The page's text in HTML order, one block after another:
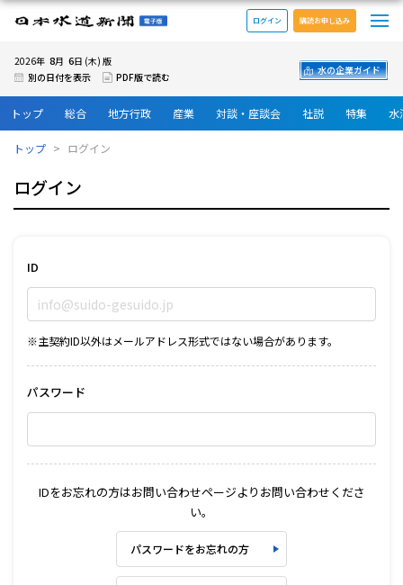
日本水道新聞 電子版
ログイン 購読お申し込み
2026年 8月 6日 (木) 版
別の日付を表示
PDF版で読む
水の企業ガイド
トップ 総合 地方行政 産業 対談・座談会 社説 特集 水
トップ ログイン
ログイン
ID
※主契約ID以外はメールアドレス形式ではない場合があります。
パスワード
IDをお忘れの方はお問い合わせページよりお問い合わせくださ
い。
パスワードをお忘れの方